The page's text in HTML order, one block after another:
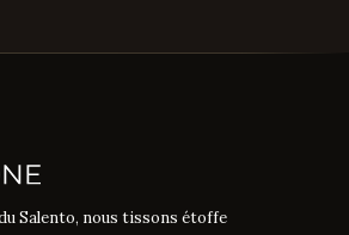
Salento, nous tissons étoffe